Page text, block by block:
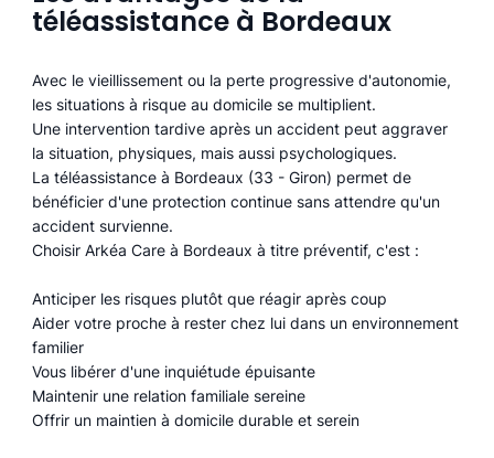
téléassistance à Bordeaux
Avec le vieillissement ou la perte progressive d'autonomie,
les situations à risque au domicile se multiplient.
Une intervention tardive après un accident peut aggraver
la situation, physiques, mais aussi psychologiques.
La téléassistance à Bordeaux (33 - Giron) permet de
bénéficier d'une protection continue sans attendre qu'un
accident survienne.
Choisir Arkéa Care à Bordeaux à titre préventif, c'est :
Anticiper les risques plutôt que réagir après coup
Aider votre proche à rester chez lui dans un environnement
familier
Vous libérer d'une inquiétude épuisante
Maintenir une relation familiale sereine
Offrir un maintien à domicile durable et serein